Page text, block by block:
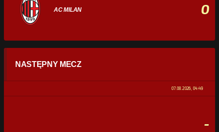
AC MILAN 0
STATYSTYKI
0% 100%
NASTĘPNY MECZ
07.08.2026, 04:49
-